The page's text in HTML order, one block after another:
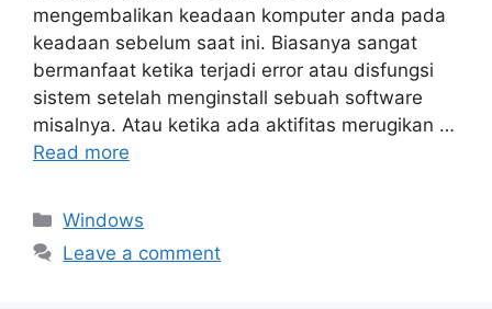
mengembalikan keadaan komputer anda pada
keadaan sebelum saat ini. Biasanya sangat
bermanfaat ketika terjadi error atau disfungsi
sistem setelah menginstall sebuah software
misalnya. Atau ketika ada aktifitas merugikan …
Read more
Categories
Windows
Leave a comment